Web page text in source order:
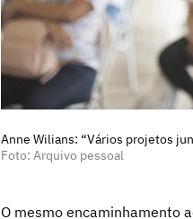
Anne Wilians: “Vários projetos
Foto: Arquivo pessoal
O mesmo encaminhamento